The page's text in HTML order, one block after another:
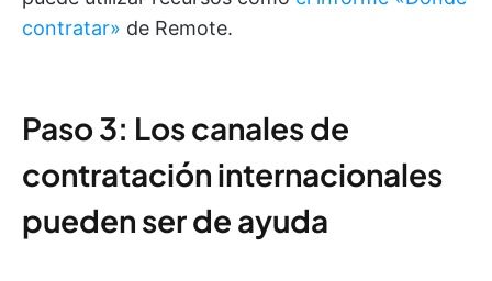
contratar» de Remote.
Paso 3: Los canales de
contratación internacionales
pueden ser de ayuda